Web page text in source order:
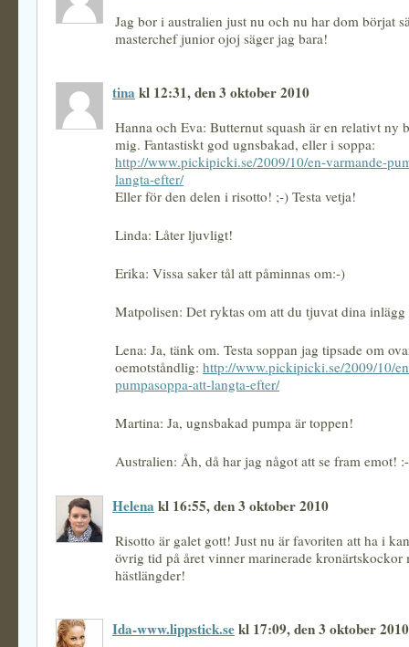
Jag bor i australien just nu och nu har dom börjat
masterchef junior ojoj säger jag bara!
tina kl 12:31, den 3 oktober 2010
Hanna och Eva: Butternut squash är en relativt ny
mig. Fantastiskt god ugnsbakad, eller i soppa:
http://www.pickipicki.se/2009/10/en-varmande-
langta-efter/
Eller för den delen i risotto! ;-) Testa vetja!
Linda: Låter ljuvligt!
Erika: Vissa saker tål att påminnas om:-)
Matpolisen: Det ryktas om att du tjuvat dina inlägg
Lena: Ja, tänk om. Testa soppan jag tipsade om
oemotståndlig: http://www.pickipicki.se/2009/10/
pumpasoppa-att-langta-efter/
Martina: Ja, ugnsbakad pumpa är toppen!
Australien: Åh, då har jag något att se fram emot!
Helena kl 16:55, den 3 oktober 2010
Risotto är galet gott! Just nu är favoriten att ha i
övrig tid på året vinner marinerade kronärtskockor
hästlängder!
Ida-www.lippstick.sekl 17:09, den 3 oktober 2010